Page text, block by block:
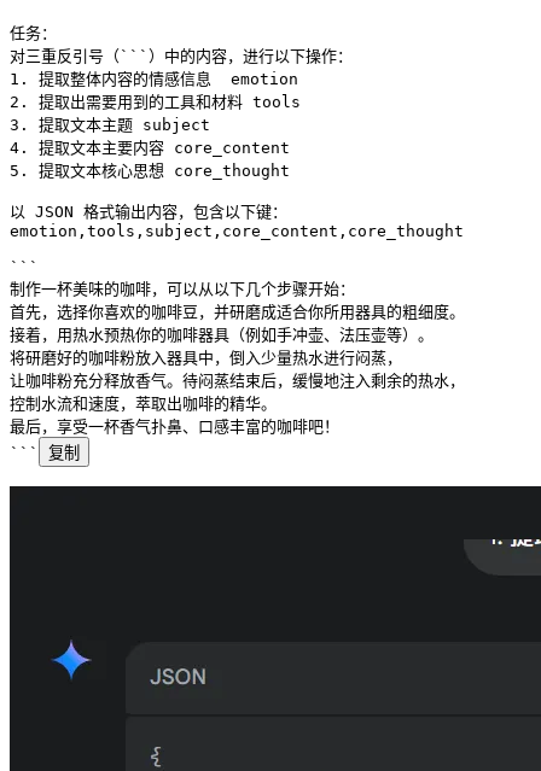
任务：
对三重反引号（```）中的内容，进行以下操作：
1. 提取整体内容的情感信息  emotion
2. 提取出需要用到的工具和材料 tools
3. 提取文本主题 subject
4. 提取文本主要内容 core_content
5. 提取文本核心思想 core_thought
以 JSON 格式输出内容，包含以下键：
emotion,tools,subject,core_content,core_thought
```
制作一杯美味的咖啡，可以从以下几个步骤开始：
首先，选择你喜欢的咖啡豆，并研磨成适合你所用器具的粗细度。
接着，用热水预热你的咖啡器具（例如手冲壶、法压壶等）。
将研磨好的咖啡粉放入器具中，倒入少量热水进行闷蒸，
让咖啡粉充分释放香气。待闷蒸结束后，缓慢地注入剩余的热水，
控制水流和速度，萃取出咖啡的精华。
最后，享受一杯香气扑鼻、口感丰富的咖啡吧！
```
复制